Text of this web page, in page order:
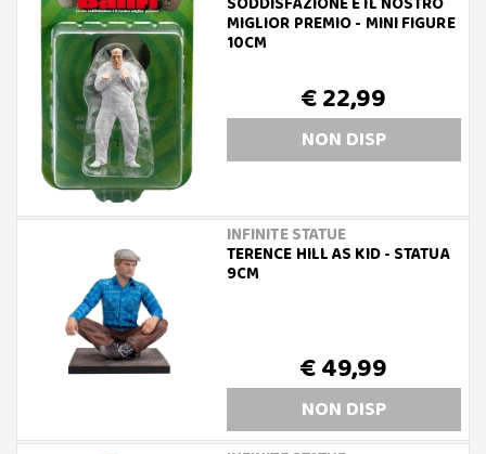
MIGLIOR PREMIO - MINI FIGURE
10CM
€ 22,99
NON DISP
INFINITE STATUE
TERENCE HILL AS KID - STATUA
9CM
€ 49,99
NON DISP